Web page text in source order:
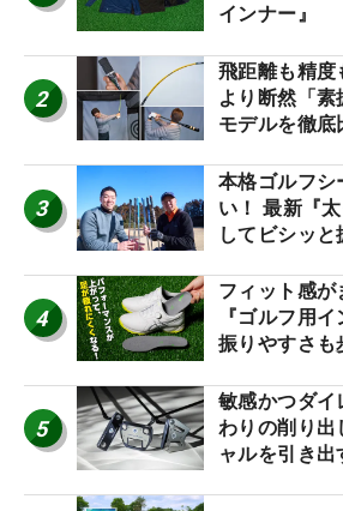
インナー』
2
飛距離も精度
より断然「
モデルを徹底
3
本格ゴルフシ
い！ 最新『太グリップ』に交換
してビシッと
4
フィット感が
『ゴルフ用
振りやすさも
5
敏感かつダイ
わりの削り出
ャルを引き出